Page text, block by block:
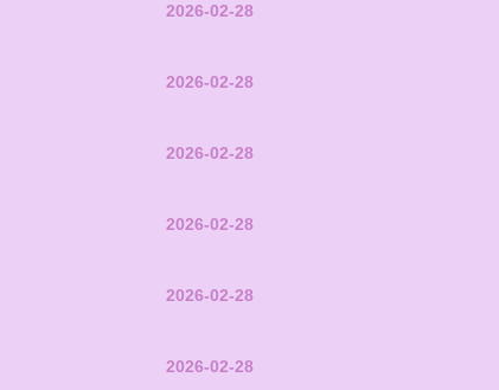
2026-02-28
2026-02-28
2026-02-28
2026-02-28
2026-02-28
2026-02-28